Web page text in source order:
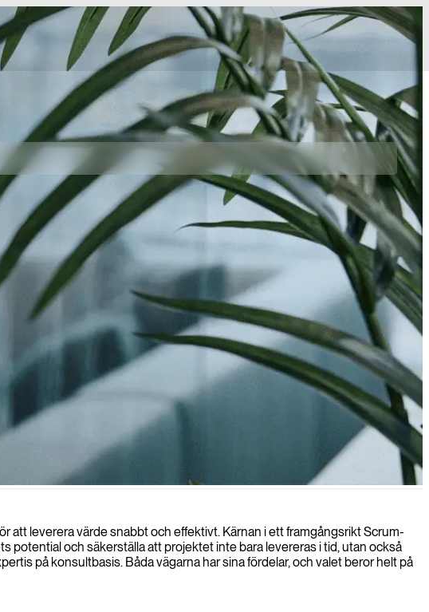
av mjukvaruprodukter av hög kvalitet.
att leverera värde snabbt och effektivt. Kärnan i ett framgångsrikt Scrum-
potential och säkerställa att projektet inte bara levereras i tid, utan också
på konsultbasis. Båda vägarna har sina fördelar, och valet beror helt på